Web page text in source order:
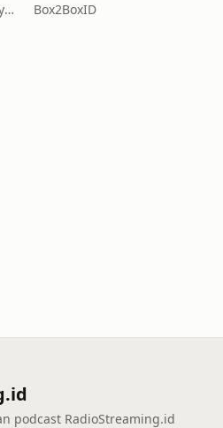
Manna Multimedia Ministry supported by Juju Juanda Box2BoxID
podcast RadioStreaming.id